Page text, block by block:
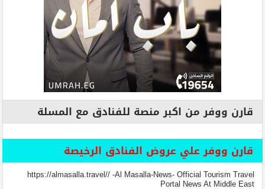
قارن ووفر من اكبر منصة للفنادق مع المسلة
قارن ووفر علي عروض الفنادق الرخيصة
https://almasalla.travel// -Al Masalla-News- Official Tourism Travel
Portal News At Middle East